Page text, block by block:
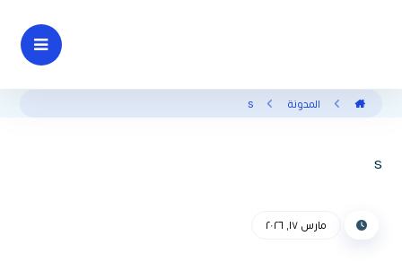
المدونة s
s
مارس ١٧, ٢٠٢٦